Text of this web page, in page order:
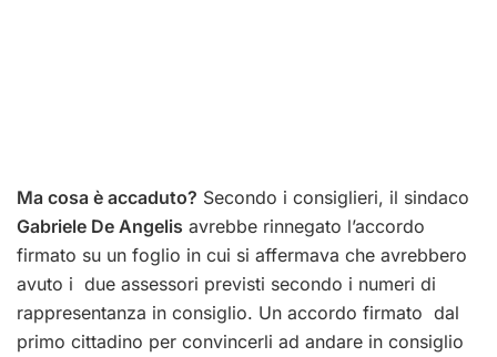
Ma cosa è accaduto? Secondo i consiglieri, il sindaco
Gabriele De Angelis avrebbe rinnegato l’accordo
firmato su un foglio in cui si affermava che avrebbero
avuto i due assessori previsti secondo i numeri di
rappresentanza in consiglio. Un accordo firmato dal
primo cittadino per convincerli ad andare in consiglio